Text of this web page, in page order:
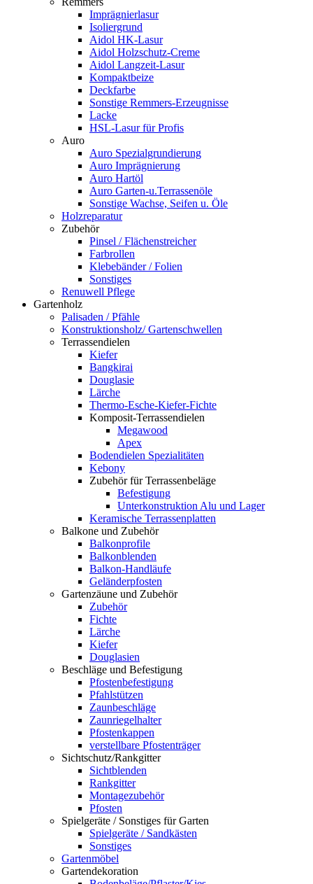
Imprägnierlasur
Isoliergrund
Aidol HK-Lasur
Aidol Holzschutz-Creme
Aidol Langzeit-Lasur
Kompaktbeize
Deckfarbe
Sonstige Remmers-Erzeugnisse
Lacke
HSL-Lasur für Profis
Auro
Auro Spezialgrundierung
Auro Imprägnierung
Auro Hartöl
Auro Garten-u.Terrassenöle
Sonstige Wachse, Seifen u. Öle
Holzreparatur
Zubehör
Pinsel / Flächenstreicher
Farbrollen
Klebebänder / Folien
Sonstiges
Renuwell Pflege
Gartenholz
Palisaden / Pfähle
Konstruktionsholz/ Gartenschwellen
Terrassendielen
Kiefer
Bangkirai
Douglasie
Lärche
Thermo-Esche-Kiefer-Fichte
Komposit-Terrassendielen
Megawood
Apex
Bodendielen Spezialitäten
Kebony
Zubehör für Terrassenbeläge
Befestigung
Unterkonstruktion Alu und Lager
Keramische Terrassenplatten
Balkone und Zubehör
Balkonprofile
Balkonblenden
Balkon-Handläufe
Geländerpfosten
Gartenzäune und Zubehör
Zubehör
Fichte
Lärche
Kiefer
Douglasien
Beschläge und Befestigung
Pfostenbefestigung
Pfahlstützen
Zaunbeschläge
Zaunriegelhalter
Pfostenkappen
verstellbare Pfostenträger
Sichtschutz/Rankgitter
Sichtblenden
Rankgitter
Montagezubehör
Pfosten
Spielgeräte / Sonstiges für Garten
Spielgeräte / Sandkästen
Sonstiges
Gartenmöbel
Gartendekoration